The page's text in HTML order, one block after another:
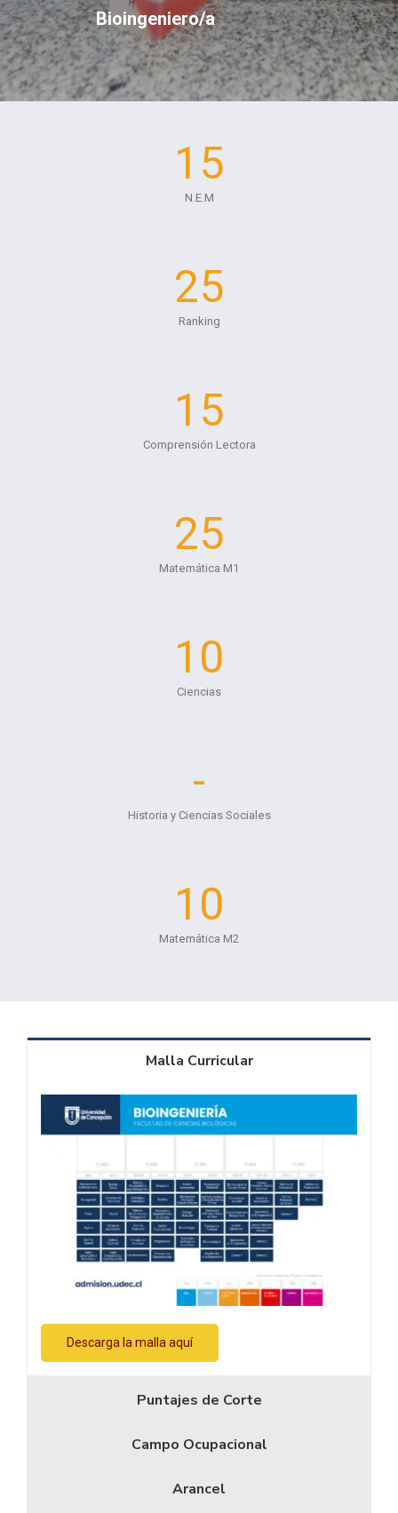
Bioingeniero/a
15
N.E.M
25
Ranking
15
Comprensión Lectora
25
Matemática M1
10
Ciencias
-
Historia y Ciencias Sociales
10
Matemática M2
Malla Curricular
Descarga la malla aquí
Puntajes de Corte
Campo Ocupacional
Arancel